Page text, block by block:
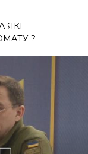
ЯКІ
?